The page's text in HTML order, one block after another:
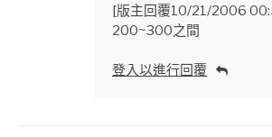
[版主回覆10/21/2006
200~300之間
登入以進行回覆